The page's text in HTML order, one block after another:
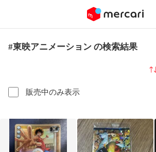
#東映アニメーション の検索結果
販売中のみ表示